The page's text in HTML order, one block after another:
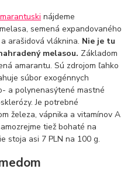
nájdeme
semená expandovaného
arašidová vláknina. Nie je tu
melasou. Základom
amarantu. Sú zdrojom ľahko
súbor exogénnych
a polynenasýtené mastné
Je potrebné
železa, vápnika a vitamínov A
tiež bohaté na
stoja asi 7 PLN na 100 g.